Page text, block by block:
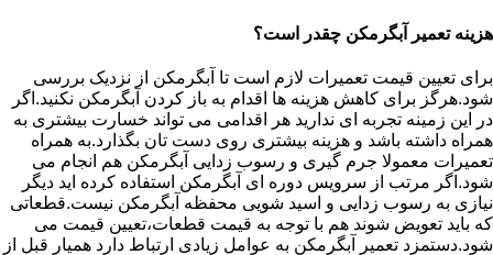
هزینه تعمیر آبگرمکن چقدر است؟
برای تعیین قیمت تعمیرات لازم است تا آبگرمکن از نزدیک بررسی
شود.هرگز برای کاهش هزینه ها اقدام به باز کردن آبگرمکن نکنید.اگر
در این زمینه تجربه ای ندارید هر اقدامی می تواند خسارت بیشتری به
همراه داشته باشد و هزینه بیشتری روی دست تان بگذارد.به همراه
تعمیرات معمولا جرم گیری و رسوب زدایی آبگرمکن هم انجام می
شود.اگر مرتب از سرویس دوره ای آبگرمکن استفاده کرده اید دیگر
نیازی به رسوب زدایی و اسید شویی محفظه آبگرمکن نیست.قطعاتی
که باید تعویض شوند هم با توجه به قیمت قطعات،تعیین قیمت می
شود.دستمزد تعمیر آبگرمکن به عوامل زیادی ارتباط دارد همیار قبل از